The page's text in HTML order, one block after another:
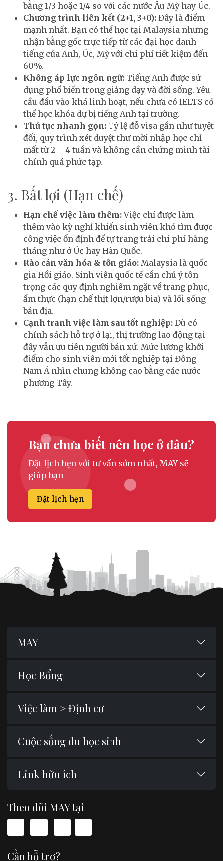
bằng 1/3 hoặc 1/4 so với các nước Âu Mỹ hay Úc.
Chương trình liên kết (2+1, 3+0): Đây là điểm
mạnh nhất. Bạn có thể học tại Malaysia nhưng
nhận bằng gốc trực tiếp từ các đại học danh
tiếng của Anh, Úc, Mỹ với chi phí tiết kiệm đến
60%.
Không áp lực ngôn ngữ: Tiếng Anh được sử
dụng phổ biến trong giảng dạy và đời sống. Yêu
cầu đầu vào khá linh hoạt, nếu chưa có IELTS có
thể học khóa dự bị tiếng Anh tại trường.
Thủ tục nhanh gọn: Tỷ lệ đỗ visa gần như tuyệt
đối, quy trình xét duyệt thư mời nhập học chỉ
mất từ 2 – 4 tuần và không cần chứng minh tài
chính quá phức tạp.
3. Bất lợi (Hạn chế)
Hạn chế việc làm thêm:Việc chỉ được làm
thêm vào kỳ nghỉ khiến sinh viên khó tìm được
công việc ổn định để tự trang trải chi phí hàng
tháng như ở Úc hay Hàn Quốc.
Rào cản văn hóa & tôn giáo: Malaysia là quốc
gia Hồi giáo. Sinh viên quốc tế cần chú ý tôn
trọng các quy định nghiêm ngặt về trang phục,
ẩm thực (hạn chế thịt lợn/rượu bia) và lối sống
bản địa.
Cạnh tranh việc làm sau tốt nghiệp: Dù có
chính sách hỗ trợ ở lại, thị trường lao động tại
đây vẫn ưu tiên người bản xứ. Mức lương khởi
điểm cho sinh viên mới tốt nghiệp tại Đông
Nam Á nhìn chung không cao bằng các nước
phương Tây.
Bạn chưa biết nên học ở đâu?
Đặt lịch hẹn với tư vấn sớm nhất, MAY sẽ
giúp bạn
Đặt lịch hẹn
MAY
Học Bổng
Việc làm > Định cư
Cuộc sống du học sinh
Link hữu ích
Theo dõi MAY tại
Cần hỗ trợ?